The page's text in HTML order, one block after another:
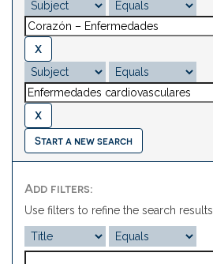
Start a new search
Add filters:
Use filters to refine the search results.